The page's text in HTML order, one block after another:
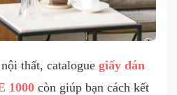
thất, catalogue giấy dán
1000 còn giúp bạn cách kết